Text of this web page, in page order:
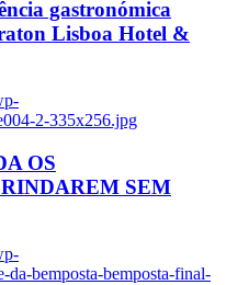
gastronómica
Lisboa Hotel &
2-335x256.jpg
OS
SEM
da-bemposta-bemposta-final-